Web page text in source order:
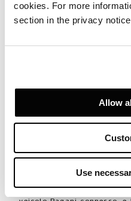
cookies. For more
section in the privacy
Allow
Use
I clienti Pagani possono
attuare operazioni di
Automobili annuncia
grado di operare una
acronimo di LEARN –
Una volta installata in
stabilisce un
del veicolo, raccogliendo
dall’interazione tra le
così un’analisi ed un
e valutazione dei dati